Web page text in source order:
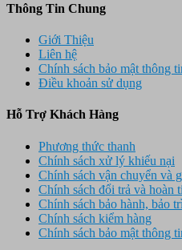
Thông Tin Chung
Giới Thiệu
Liên hệ
Chính sách bảo mật thông
Điều khoản sử dụng
Hỗ Trợ Khách Hàng
Phương thức thanh
Chính sách xử lý khiếu nại
Chính sách vận chuyển và
Chính sách đổi trả và hoàn
Chính sách bảo hành, bảo
Chính sách kiểm hàng
Chính sách bảo mật thông